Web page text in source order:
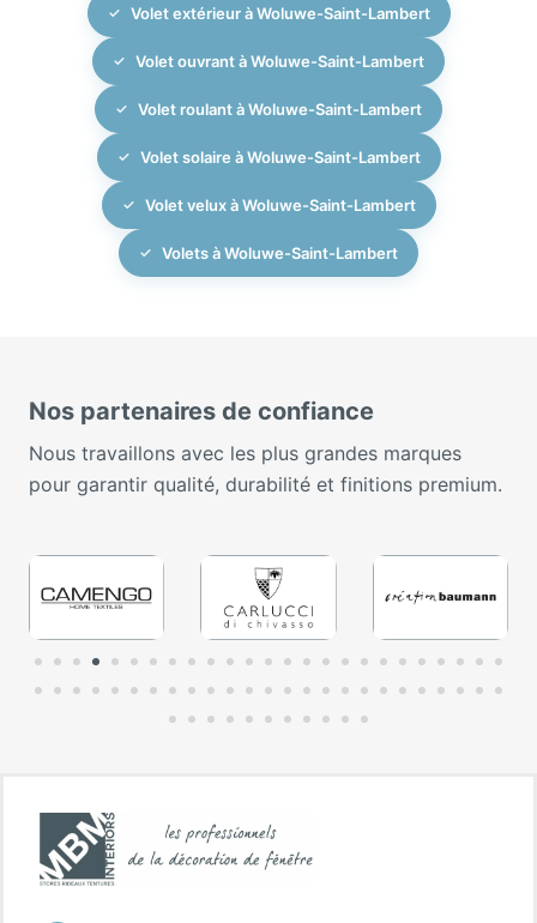
Volet extérieur à Woluwe-Saint-Lambert
Volet ouvrant à Woluwe-Saint-Lambert
Volet roulant à Woluwe-Saint-Lambert
Volet solaire à Woluwe-Saint-Lambert
Volet velux à Woluwe-Saint-Lambert
Volets à Woluwe-Saint-Lambert
Nos partenaires de confiance
Nous travaillons avec les plus grandes marques
pour garantir qualité, durabilité et finitions premium.